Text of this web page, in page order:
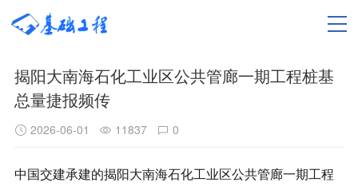
揭阳大南海石化工业区公共管廊一期工程桩基
总量捷报频传
2026-06-01 11837 0
中国交建承建的揭阳大南海石化工业区公共管廊一期工程